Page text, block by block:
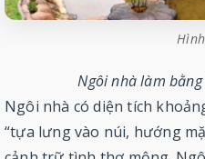
Ngôi nhà làm
Ngôi nhà có diện tích
“tựa lưng vào núi, hướng